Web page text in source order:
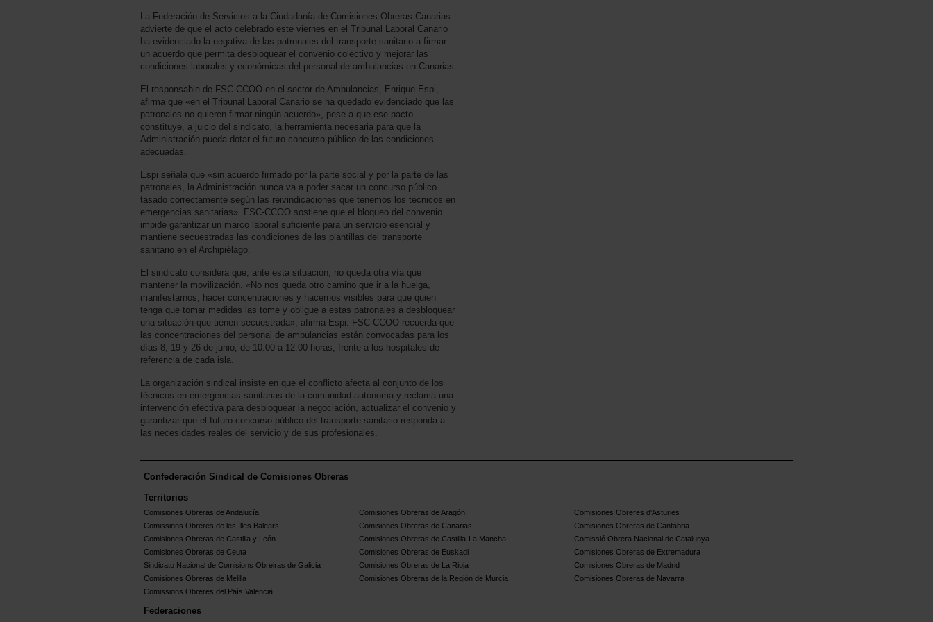
La Federación de Servicios a la Ciudadanía de Comisiones Obreras Canarias
advierte de que el acto celebrado este viernes en el Tribunal Laboral Canario
ha evidenciado la negativa de las patronales del transporte sanitario a firmar
un acuerdo que permita desbloquear el convenio colectivo y mejorar las
condiciones laborales y económicas del personal de ambulancias en Canarias.
El responsable de FSC-CCOO en el sector de Ambulancias, Enrique Espi,
afirma que «en el Tribunal Laboral Canario se ha quedado evidenciado que las
patronales no quieren firmar ningún acuerdo», pese a que ese pacto
constituye, a juicio del sindicato, la herramienta necesaria para que la
Administración pueda dotar el futuro concurso público de las condiciones
adecuadas.
Espi señala que «sin acuerdo firmado por la parte social y por la parte de las
patronales, la Administración nunca va a poder sacar un concurso público
tasado correctamente según las reivindicaciones que tenemos los técnicos en
emergencias sanitarias». FSC-CCOO sostiene que el bloqueo del convenio
impide garantizar un marco laboral suficiente para un servicio esencial y
mantiene secuestradas las condiciones de las plantillas del transporte
sanitario en el Archipiélago.
El sindicato considera que, ante esta situación, no queda otra vía que
mantener la movilización. «No nos queda otro camino que ir a la huelga,
manifestarnos, hacer concentraciones y hacernos visibles para que quien
tenga que tomar medidas las tome y obligue a estas patronales a desbloquear
una situación que tienen secuestrada», afirma Espi. FSC-CCOO recuerda que
las concentraciones del personal de ambulancias están convocadas para los
días 8, 19 y 26 de junio, de 10:00 a 12:00 horas, frente a los hospitales de
referencia de cada isla.
La organización sindical insiste en que el conflicto afecta al conjunto de los
técnicos en emergencias sanitarias de la comunidad autónoma y reclama una
intervención efectiva para desbloquear la negociación, actualizar el convenio y
garantizar que el futuro concurso público del transporte sanitario responda a
las necesidades reales del servicio y de sus profesionales.
Confederación Sindical de Comisiones Obreras
Territorios
Comisiones Obreras de Andalucía Comisiones Obreras de Aragón
Comisiones Obreres d'Asturies
Comissions Obreres de les Illes Balears
Comisiones Obreras de Canarias
Comisiones Obreras de Cantabria
Comisiones Obreras de Castilla y León
Comisiones Obreras de Castilla-La Mancha
Comissió Obrera Nacional de Catalunya
Comisiones Obreras de Ceuta
Comisiones Obreras de Euskadi
Comisiones Obreras de Extremadura
Sindicato Nacional de Comisions Obreiras de Galicia
Comisiones Obreras de La Rioja
Comisiones Obreras de Madrid
Comisiones Obreras de Melilla
Comisiones Obreras de la Región de Murcia
Comisiones Obreras de Navarra
Comissions Obreres del Paìs Valenciá
Federaciones